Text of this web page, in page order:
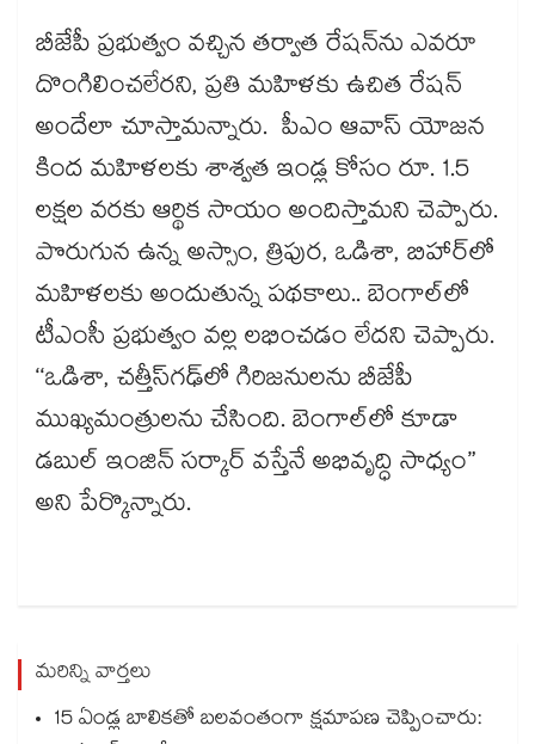
బీజేపీ ప్రభుత్వం వచ్చిన తర్వాత రేషన్‌‌‌‌‌‌‌‌‌‌‌‌‌‌‌‌ను ఎవరూ
దొంగిలించలేరని, ప్రతి మహిళకు ఉచిత రేషన్​
అందేలా చూస్తామన్నారు. పీఎం ఆవాస్ యోజన
కింద మహిళలకు శాశ్వత ఇండ్ల కోసం రూ. 1.5
లక్షల వరకు ఆర్థిక సాయం అందిస్తామని చెప్పారు.
పొరుగున ఉన్న అస్సాం, త్రిపుర, ఒడిశా, బిహార్‌‌‌‌‌‌‌‌‌‌‌‌‌‌‌‌లో
మహిళలకు అందుతున్న పథకాలు.. బెంగాల్‌‌‌‌‌‌‌‌‌‌‌‌‌‌‌‌లో
టీఎంసీ ప్రభుత్వం వల్ల లభించడం లేదని చెప్పారు.
‘‘ఒడిశా, చత్తీస్‌‌‌‌‌‌‌‌‌‌‌‌‌‌‌‌గఢ్‌‌‌‌‌‌‌‌‌‌‌‌‌‌‌‌లో గిరిజనులను బీజేపీ
ముఖ్యమంత్రులను చేసింది. బెంగాల్‌‌‌‌‌‌‌‌‌‌‌‌‌‌‌‌లో కూడా
డబుల్ ఇంజిన్ సర్కార్ వస్తేనే అభివృద్ధి సాధ్యం”
అని పేర్కొన్నారు.
మరిన్ని వార్తలు
15 ఏండ్ల బాలికతో బలవంతంగా క్షమాపణ చెప్పించారు: